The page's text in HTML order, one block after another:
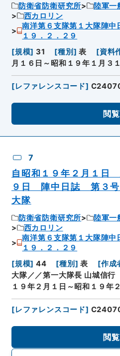
防衛省防衛研究所 陸軍一
西カロリン
南洋第６支隊第１大隊陣
１９．２．２９
[規模] 31 [種別 ] 表 [資料
月１６日～昭和１９年１月３
[レファレンスコード]
閲覧
7
自昭和１９年２月１日
９日 陣中日誌 第３
大隊
防衛省防衛研究所 陸軍一
西カロリン
南洋第６支隊第１大隊陣
１９．２．２９
[規模] 44 [種別 ] 表 [作成
大隊／／第一大隊長 山城信行
１９年２月１日～昭和１９年
[レファレンスコード]
閲覧